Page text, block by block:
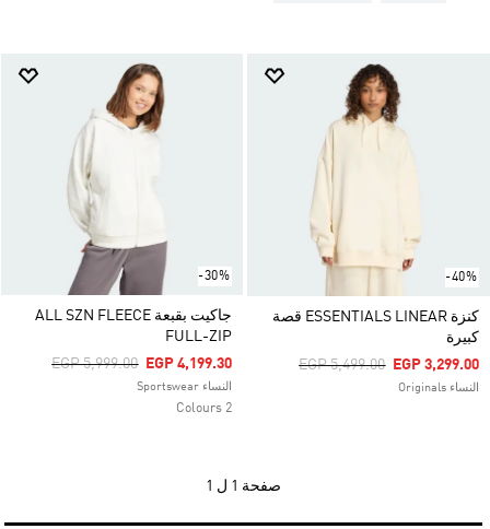
-40%
كنزة ESSENTIALS LINEAR قصة
كبيرة
Price Reduced From
EGP 5,499.00ToEGP 3,299.00
النساء Originals
-30%
جاكيت بقبعة ALL SZN FLEECE
FULL-ZIP
Price Reduced From
EGP 5,999.00ToEGP 4,199.30
النساء Sportswear
2 Colours
صفحة 1 ل 1